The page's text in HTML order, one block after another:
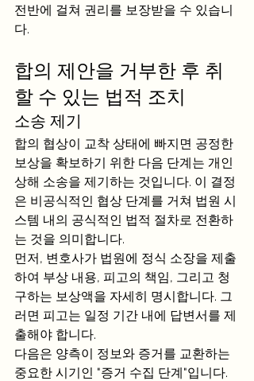
전반에 걸쳐 권리를 보장받을 수 있습니
다.
합의 제안을 거부한 후 취
할 수 있는 법적 조치
소송 제기
합의 협상이 교착 상태에 빠지면 공정한
보상을 확보하기 위한 다음 단계는 개인
상해 소송을 제기하는 것입니다. 이 결정
은 비공식적인 협상 단계를 거쳐 법원 시
스템 내의 공식적인 법적 절차로 전환하
는 것을 의미합니다.
먼저, 변호사가 법원에 정식 소장을 제출
하여 부상 내용, 피고의 책임, 그리고 청
구하는 보상액을 자세히 명시합니다. 그
러면 피고는 일정 기간 내에 답변서를 제
출해야 합니다.
다음은 양측이 정보와 증거를 교환하는
중요한 시기인 "증거 수집 단계"입니다.